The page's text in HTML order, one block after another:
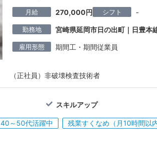
月給 270,000円 シフト -
勤務地 宮崎県延岡市日の出町｜日豊
雇用形態 期間工・期間従業員
（正社員）非破壊検査技術者
スキルアップ
40～50代活躍中 残業すくなめ（月10時間以内